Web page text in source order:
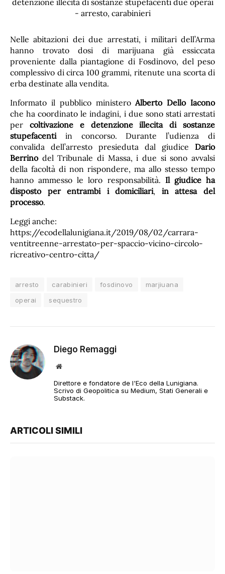
Nelle abitazioni dei due arrestati, i militari dell’Arma
hanno trovato dosi di marijuana già essiccata
proveniente dalla piantagione di Fosdinovo, del peso
complessivo di circa 100 grammi, ritenute una scorta di
erba destinate alla vendita.
Informato il pubblico ministeroAlberto Dello Iacono
che ha coordinato le indagini, i due sono stati arrestati
per coltivazione e detenzione illecita di sostanze
stupefacentiin concorso. Durante l’udienza di
convalida dell’arresto presieduta dal giudice Dario
Berrinodel Tribunale di Massa, i due si sono avvalsi
della facoltà di non rispondere, ma allo stesso tempo
hanno ammesso le loro responsabilità. Il giudice ha
disposto per entrambi i domiciliari, in attesa del
processo.
Leggi anche:
https://ecodellalunigiana.it/2019/08/02/carrara-
ventitreenne-arrestato-per-spaccio-vicino-circolo-
ricreativo-centro-citta/
arresto carabinieri fosdinovo
marjiuana
operai
sequestro
Diego Remaggi
Sito
Direttore e fondatore de l'Eco della Lunigiana.
Scrivo di Geopolitica su Medium, Stati Generali e
Substack.
ARTICOLI SIMILI